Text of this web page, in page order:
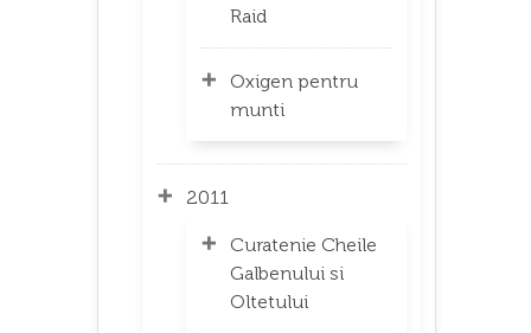
Raid
Oxigen pentru
munti
2011
Curatenie Cheile
Galbenului si
Oltetului